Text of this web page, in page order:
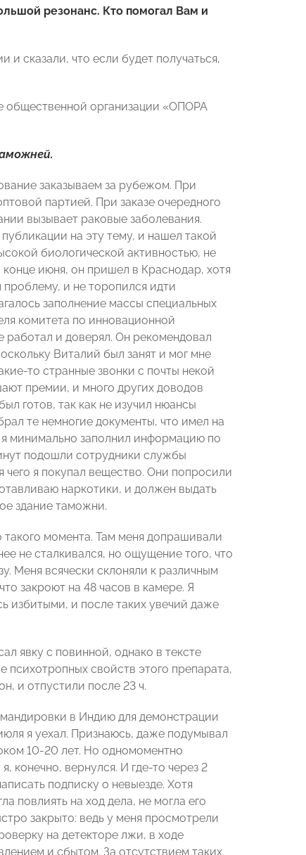
резонанс. Кто помогал Вам и
сказали, что если будет получаться,
общественной организации «ОПОРА
заказываем за рубежом. При
партией. При заказе очередного
вызывает раковые заболевания.
на эту тему, и нашел такой
биологической активностью, не
конце июня, он пришел в Краснодар, хотя
и не торопился идти
заполнение массы специальных
комитета по инновационной
работал и доверял. Он рекомендовал
Виталий был занят и мог мне
то странные звонки с почты некой
премии, и много других доводов
готов, так как не изучил нюансы
те немногие документы, что имел на
минимально заполнил информацию по
подошли сотрудники службы
чего я покупал вещество. Они попросили
наркотики, и должен выдать
здание таможни.
момента. Там меня допрашивали
не сталкивался, но ощущение того, что
Меня всячески склоняли к различным
закроют на 48 часов в камере. Я
избитыми, и после таких увечий даже
явку с повинной, однако в тексте
психотропных свойств этого препарата,
и отпустили после 23 ч.
в Индию для демонстрации
я уехал. Признаюсь, даже подумывал
10-20 лет. Но одномоментно
конечно, вернулся. И где-то через 2
подписку о невыезде. Хотя
повлиять на ход дела, не могла его
закрыто: ведь у меня просмотрели
на детекторе лжи, в ходе
и сбытом. За отсутствием таких